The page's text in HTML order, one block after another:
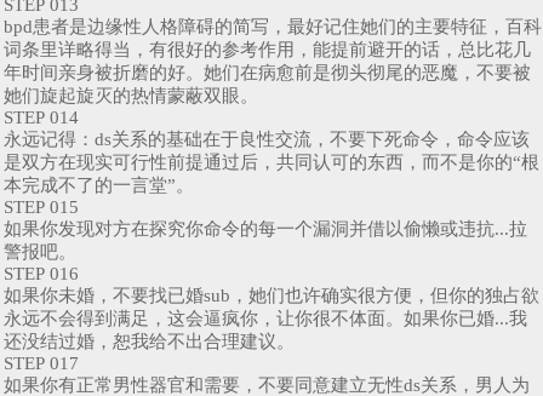
STEP 013
bpd患者是边缘性人格障碍的简写，最好记住她们的主要特征，百科
词条里详略得当，有很好的参考作用，能提前避开的话，总比花几
年时间亲身被折磨的好。她们在病愈前是彻头彻尾的恶魔，不要被
她们旋起旋灭的热情蒙蔽双眼。
STEP 014
永远记得：ds关系的基础在于良性交流，不要下死命令，命令应该
是双方在现实可行性前提通过后，共同认可的东西，而不是你的“根
本完成不了的一言堂”。
STEP 015
如果你发现对方在探究你命令的每一个漏洞并借以偷懒或违抗...拉
警报吧。
STEP 016
如果你未婚，不要找已婚sub，她们也许确实很方便，但你的独占欲
永远不会得到满足，这会逼疯你，让你很不体面。如果你已婚...我
还没结过婚，恕我给不出合理建议。
STEP 017
如果你有正常男性器官和需要，不要同意建立无性ds关系，男人为